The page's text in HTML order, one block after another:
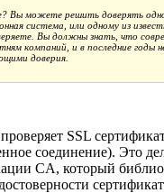
Вы можете решить доверять
система, или одному из
Вы должны знать, что
компаний, и в последние годы
доверия.
SSL
соединение). Это
CA, который